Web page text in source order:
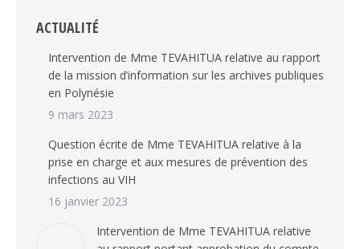
ACTUALITÉ
Intervention de Mme TEVAHITUA relative au rapport
de la mission d’information sur les archives publiques
en Polynésie
9 mars 2023
Question écrite de Mme TEVAHITUA relative à la
prise en charge et aux mesures de prévention des
infections au VIH
16 janvier 2023
Intervention de Mme TEVAHITUA relative